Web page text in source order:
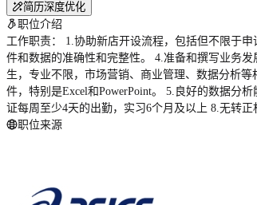
简历深度优化
职位介绍
工作职责： 1.协助新店开设流程，包括但不限于
件和数据的准确性和完整性。 4.准备和撰写业务
生，专业不限，市场营销、商业管理、数据分析
件，特别是Excel和PowerPoint。 5.良好的数据分
证每周至少4天的出勤，实习6个月及以上 8.无转正
职位来源